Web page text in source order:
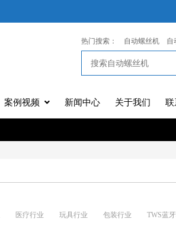
热门搜索： 自动螺丝机 自
案例视频 新闻中心 关于我们 联
医疗行业 玩具行业 包装行业 TWS蓝